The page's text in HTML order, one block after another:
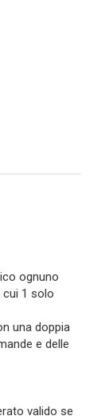
ognuno
1 solo
una doppia
e delle
valido se